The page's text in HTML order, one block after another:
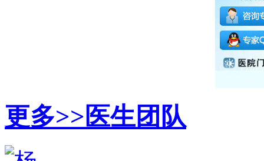
更多>>医生团队